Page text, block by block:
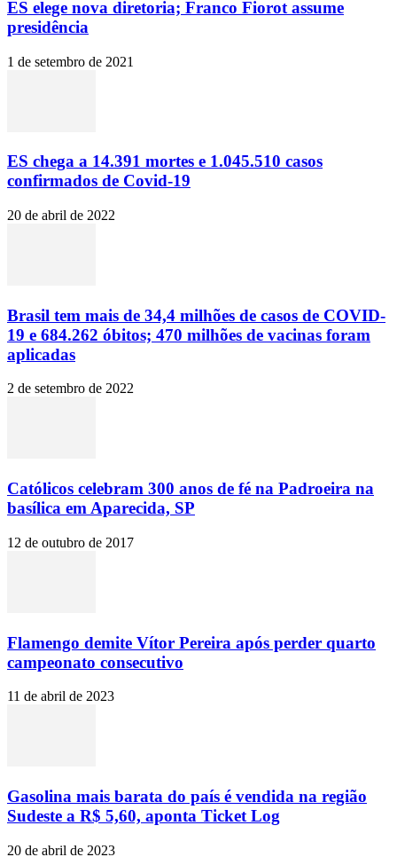
ES elege nova diretoria; Franco Fiorot assume
presidência
1 de setembro de 2021
ES chega a 14.391 mortes e 1.045.510 casos
confirmados de Covid-19
20 de abril de 2022
Brasil tem mais de 34,4 milhões de casos de COVID-
19 e 684.262 óbitos; 470 milhões de vacinas foram
aplicadas
2 de setembro de 2022
Católicos celebram 300 anos de fé na Padroeira na
basílica em Aparecida, SP
12 de outubro de 2017
Flamengo demite Vítor Pereira após perder quarto
campeonato consecutivo
11 de abril de 2023
Gasolina mais barata do país é vendida na região
Sudeste a R$ 5,60, aponta Ticket Log
20 de abril de 2023